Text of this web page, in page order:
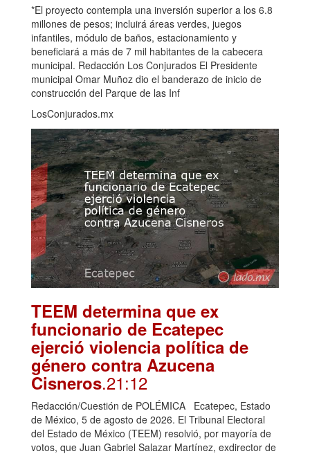
*El proyecto contempla una inversión superior a los 6.8
millones de pesos; incluirá áreas verdes, juegos
infantiles, módulo de baños, estacionamiento y
beneficiará a más de 7 mil habitantes de la cabecera
municipal. Redacción Los Conjurados El Presidente
municipal Omar Muñoz dio el banderazo de inicio de
construcción del Parque de las Inf
LosConjurados.mx
TEEM determina que ex
funcionario de Ecatepec
ejerció violencia política de
género contra Azucena
Cisneros.21:12
Redacción/Cuestión de POLÉMICA Ecatepec, Estado
de México, 5 de agosto de 2026. El Tribunal Electoral
del Estado de México (TEEM) resolvió, por mayoría de
votos, que Juan Gabriel Salazar Martínez, exdirector de